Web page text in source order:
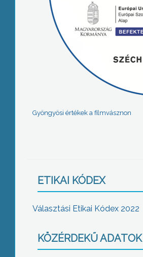
Gyöngyösi értékek a filmvásznon
ETIKAI KÓDEX
Választási Etikai Kódex 2022
KÖZÉRDEKŰ ADATOK